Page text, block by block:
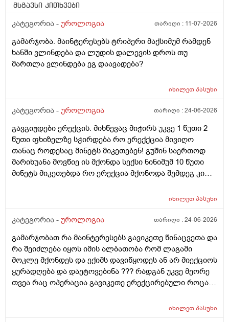
მსგავსი კითხვები
კატეგორია - უროლოგია თარიღი : 11-07-2026
გამარჯობა. მაინტერესებს ტრიპერი მაქსიმუმ რამდენ
ხანში ვლინდება და ლუდის დალევის დროს თუ
მართლა ვლინდება ეგ დაავადება?
იხილეთპასუხი
კატეგორია - უროლოგია თარიღი :24-06-2026
გავგიჟდები ერექცის. მიხწევაც მიჭირს უკვე 1 წუთი 2
წუთი ფხიზელზე სჭირდება რო ერექქცია მივიღო
თანაც როდესაც მინეტს მიკეთებენ! გუშინ საერთოდ
მარიხუანა მოვწიე ის მქონდა სექსი ნინიმუმ 10 წუთი
მინეტს მიკეთებდა რო ერექცია მქონოდა შემდეგ კი
ერექცია მაგრამ გავგიჟდი დავისტრესე რავქნა
იხილეთპასუხი
კატეგორია - უროლოგია თარიღი :24-06-2026
გამარჯობათ რა მაინტერესებს გავიკეთე წინაცვეთა და
რა შეიძლება იყოს იმის ალბათობა რომ ლაგამი
მოკლე მქონდეს და ექიმს დავიწყოდეს ან არ მიექციოს
ყურადღება და დაეტოვებინა ??? რადგან უკვე მეორე
თვეა რაც ოპერაცია გავიკეთე ერექცირებული როცა
ასევე არაერექციულ დროსაც სადღაც ეგრე 1იხილეთპასუხი